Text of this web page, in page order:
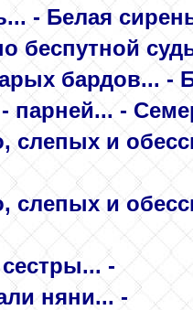
- Белая
беспутной
бардов... -
парней... -
слепых и
слепых и
-
няни... -